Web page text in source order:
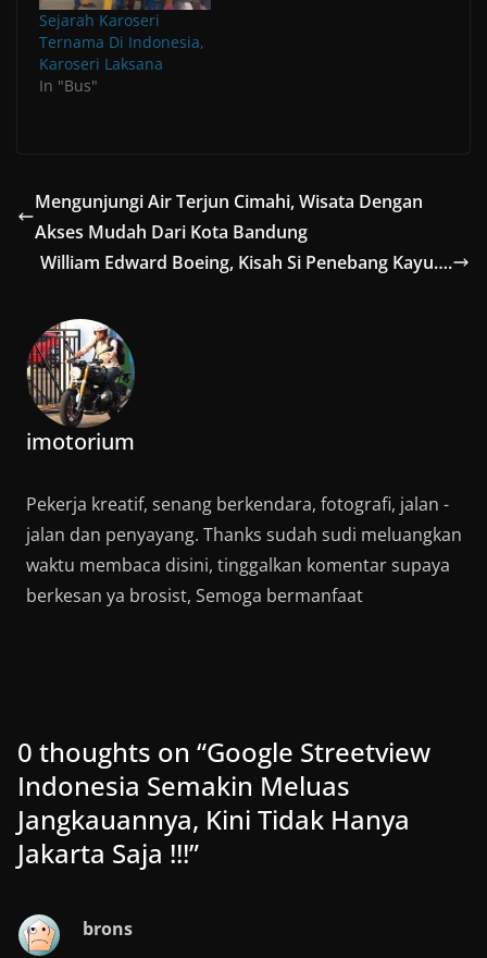
Sejarah Karoseri
Ternama Di Indonesia,
Karoseri Laksana
In "Bus"
Mengunjungi Air Terjun Cimahi, Wisata Dengan
Akses Mudah Dari Kota Bandung
William Edward Boeing, Kisah Si Penebang Kayu….
imotorium
Pekerja kreatif, senang berkendara, fotografi, jalan -
jalan dan penyayang. Thanks sudah sudi meluangkan
waktu membaca disini, tinggalkan komentar supaya
berkesan ya brosist, Semoga bermanfaat
0 thoughts on “Google Streetview
Indonesia Semakin Meluas
Jangkauannya, Kini Tidak Hanya
Jakarta Saja !!!”
brons